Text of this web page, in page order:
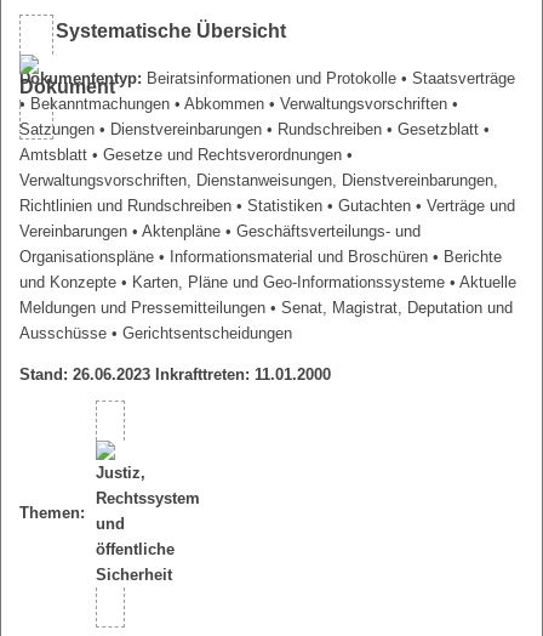
Systematische Übersicht
Dokumententyp: Beiratsinformationen und Protokolle • Staatsverträge
• Bekanntmachungen • Abkommen • Verwaltungsvorschriften •
Satzungen • Dienstvereinbarungen • Rundschreiben • Gesetzblatt •
Amtsblatt • Gesetze und Rechtsverordnungen •
Verwaltungsvorschriften, Dienstanweisungen, Dienstvereinbarungen,
Richtlinien und Rundschreiben • Statistiken • Gutachten • Verträge und
Vereinbarungen • Aktenpläne • Geschäftsverteilungs- und
Organisationspläne • Informationsmaterial und Broschüren • Berichte
und Konzepte • Karten, Pläne und Geo-Informationssysteme • Aktuelle
Meldungen und Pressemitteilungen • Senat, Magistrat, Deputation und
Ausschüsse • Gerichtsentscheidungen
Stand: 26.06.2023 Inkrafttreten: 11.01.2000
Themen: